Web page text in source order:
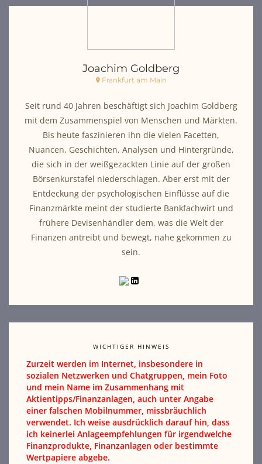
Joachim Goldberg
Frankfurt am Main
Seit rund 40 Jahren beschäftigt sich Joachim Goldberg
mit dem Zusammenspiel von Menschen und Märkten.
Bis heute faszinieren ihn die vielen Facetten,
Nuancen, Geschichten, Analysen und Hintergründe,
die sich in der weißgezackten Linie auf der großen
Börsenkurstafel niederschlagen. Aber erst mit der
Entdeckung der psychologischen Einflüsse auf die
Finanzmärkte meint der studierte Bankfachwirt und
frühere Devisenhändler dem, was die Welt der
Finanzen antreibt und bewegt, nahe gekommen zu
sein.
WICHTIGER HINWEIS
Zurzeit werden im Internet, insbesondere in
sozialen Netzwerken und Chatgruppen, mein Foto
und mein Name im Zusammenhang mit
Aktientipps/Finanzanlagen, auch unter Angabe
einer falschen Mobilnummer, missbräuchlich
verwendet. Ich weise ausdrücklich darauf hin, dass
ich keinerlei Anlageempfehlungen für irgendwelche
Finanzprodukte, Finanzanlagen oder bestimmte
Wertpapiere abgebe.